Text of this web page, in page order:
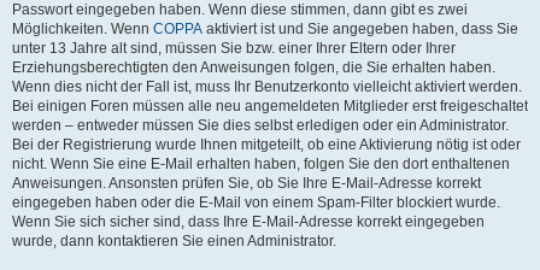
Passwort eingegeben haben. Wenn diese stimmen, dann gibt es zwei
Möglichkeiten. Wenn COPPA aktiviert ist und Sie angegeben haben, dass Sie
unter 13 Jahre alt sind, müssen Sie bzw. einer Ihrer Eltern oder Ihrer
Erziehungsberechtigten den Anweisungen folgen, die Sie erhalten haben.
Wenn dies nicht der Fall ist, muss Ihr Benutzerkonto vielleicht aktiviert werden.
Bei einigen Foren müssen alle neu angemeldeten Mitglieder erst freigeschaltet
werden – entweder müssen Sie dies selbst erledigen oder ein Administrator.
Bei der Registrierung wurde Ihnen mitgeteilt, ob eine Aktivierung nötig ist oder
nicht. Wenn Sie eine E-Mail erhalten haben, folgen Sie den dort enthaltenen
Anweisungen. Ansonsten prüfen Sie, ob Sie Ihre E-Mail-Adresse korrekt
eingegeben haben oder die E-Mail von einem Spam-Filter blockiert wurde.
Wenn Sie sich sicher sind, dass Ihre E-Mail-Adresse korrekt eingegeben
wurde, dann kontaktieren Sie einen Administrator.